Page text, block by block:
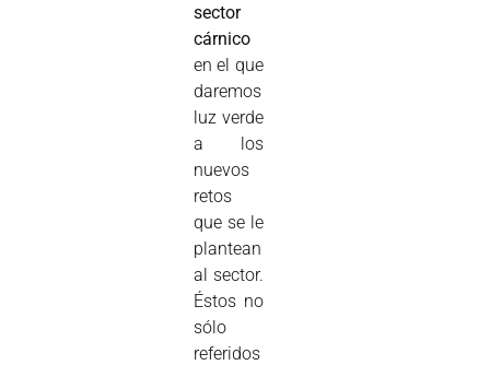
sector
cárnico
en el que
daremos
luz verde
a los
nuevos
retos
que se le
plantean
al sector.
Éstos no
sólo
referidos